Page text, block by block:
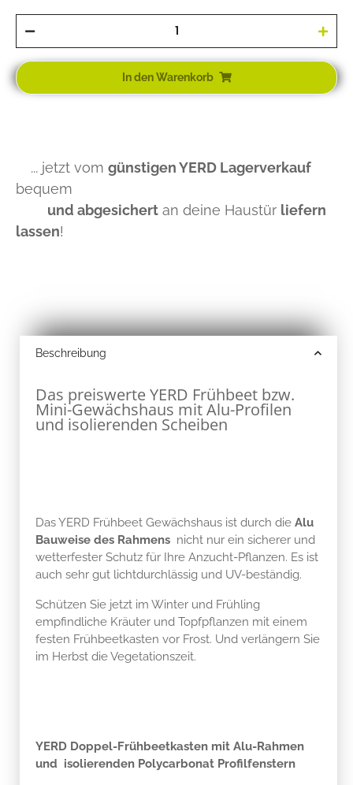
In den Warenkorb
... jetzt vom günstigen YERD Lagerverkauf
bequem
und abgesichert an deine Haustür liefern
lassen!
Beschreibung
Das preiswerte YERD Frühbeet bzw.
Mini-Gewächshaus mit Alu-Profilen
und isolierenden Scheiben
Das YERD Frühbeet Gewächshaus ist durch die Alu
Bauweise des Rahmens nicht nur ein sicherer und
wetterfester Schutz für Ihre Anzucht-Pflanzen. Es ist
auch sehr gut lichtdurchlässig und UV-beständig.
Schützen Sie jetzt im Winter und Frühling
empfindliche Kräuter und Topfpflanzen mit einem
festen Frühbeetkasten vor Frost. Und verlängern Sie
im Herbst die Vegetationszeit.
YERD Doppel-Frühbeetkasten mit Alu-Rahmen
und isolierenden Polycarbonat Profilfenstern